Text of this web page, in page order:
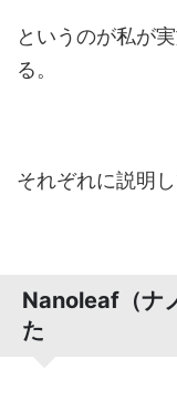
というのが私が
る。
それぞれに説明
Nanoleaf（ナ
た